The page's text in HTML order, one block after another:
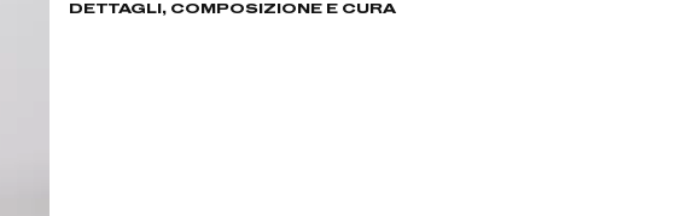
DETTAGLI, COMPOSIZIONE E CURA